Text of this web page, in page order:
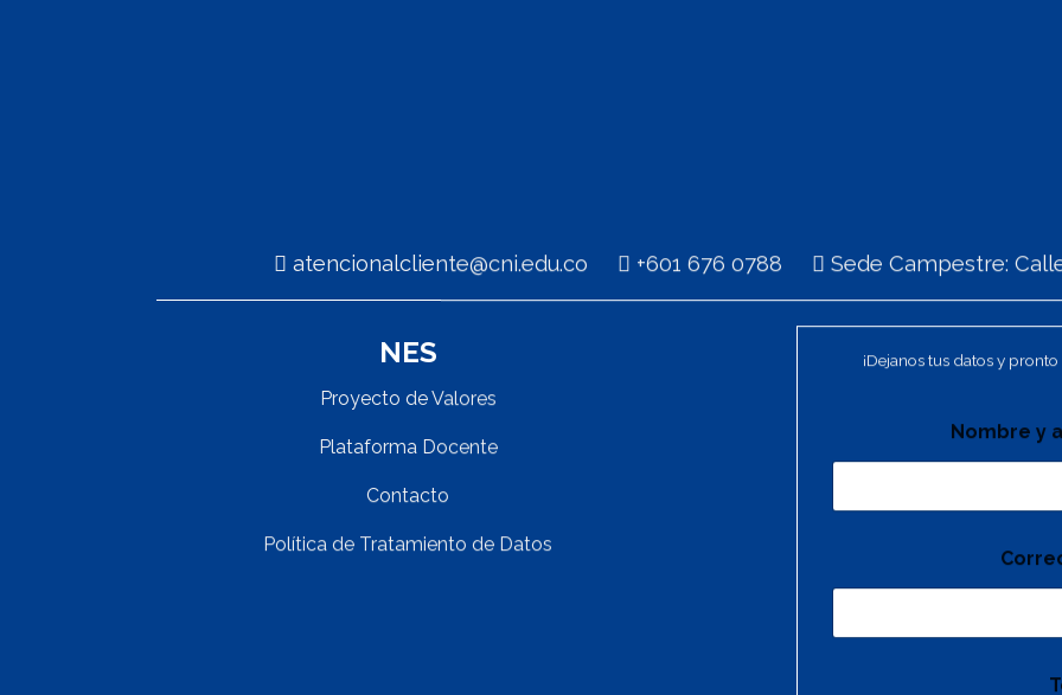
atencionalcliente@cni.edu.co +601 676 0788 Sede Campestre:
NES
Proyecto de Valores
Plataforma Docente
Contacto
Política de Tratamiento de Datos
¡Dejanos tus datos y
Nombre y